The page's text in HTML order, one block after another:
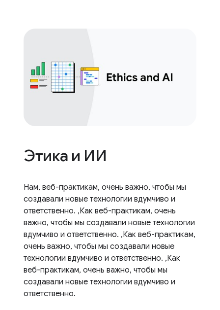
Этика и ИИ
Нам, веб-практикам, очень важно, чтобы мы
создавали новые технологии вдумчиво и
ответственно. ,Как веб-практикам, очень
важно, чтобы мы создавали новые технологии
вдумчиво и ответственно. ,Как веб-практикам,
очень важно, чтобы мы создавали новые
технологии вдумчиво и ответственно. ,Как
веб-практикам, очень важно, чтобы мы
создавали новые технологии вдумчиво и
ответственно.